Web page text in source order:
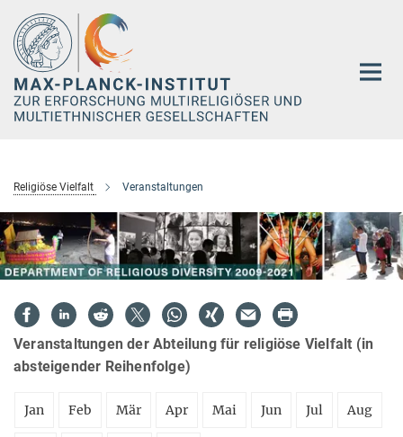
Hauptinhalt
Religiöse Vielfalt Veranstaltungen
Veranstaltungen der Abteilung für religiöse Vielfalt (in
absteigender Reihenfolge)
Jan Feb Mär Apr Mai Jun Jul Aug